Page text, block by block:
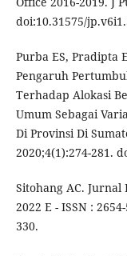
doi:10.31575/
Purba ES, Pradipta
Pengaruh
Terhadap Alokasi
Umum Sebagai
Di Provinsi Di
2020;4(1):274-281.
Sitohang AC. Jurnal
2022 E - ISSN :
330.